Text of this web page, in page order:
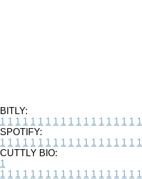
BITLY:
1 1 1 1 1 1 1 1 1 1 1 1 1 1 1 1 1 1 1
SPOTIFY:
1 1 1 1 1 1 1 1 1 1 1 1 1 1 1 1 1 1 1
CUTTLY BIO:
1
1 1 1 1 1 1 1 1 1 1 1 1 1 1 1 1 1 1 1